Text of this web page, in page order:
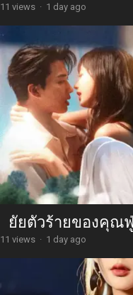
11 views · 1 day ago
ยัยตัวร้ายของคุณฟู่
11 views · 1 day ago